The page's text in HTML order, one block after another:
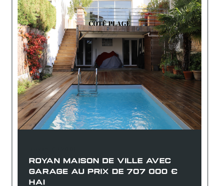
ROYAN MAISON DE VILLE AVEC
GARAGE AU PRIX DE 707 000 €
HAI